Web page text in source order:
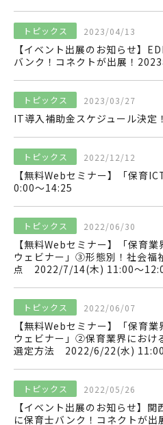
トピックス 2023/04/13
【イベント出展のお知らせ】
バンク！コネクトが出展！
トピックス 2023/03/27
IT導入補助金スケジュール決定
トピックス 2022/12/12
【無料Webセミナー】「保育
0:00〜14:25
トピックス 2022/06/30
【無料Webセミナー】「保育
ウェビナー」③形態別！社会福
点 2022/7/14(木) 11:00〜
トピックス 2022/06/07
【無料Webセミナー】「保育
ウェビナー」②保育業界におけ
選定方法 2022/6/22(水)
トピックス 2022/05/26
【イベント出展のお知らせ】
に保育士バンク！コネクトが